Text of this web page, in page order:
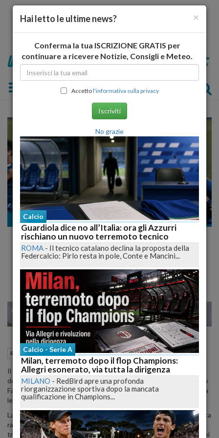
Toggle navigation
Rugby
Rugby Internazionale tra Italia e Inghilterra
in Occasione del 15° Anniversario del
Terremoto
MILANO 22 23
Rugby L'Aquila (AQ) 14 Ottobre 2023 14:41
Il prossimo 6 aprile del 2024 segnerà il quindicesimo anniversario
del terremoto del 2009, e in questa occasione, lo stadio 'Tommaso
Fattori' all'Aquila sarà il palcoscenico di un match internazionale tra
le rappresentative Under 19 di Italia e Inghilterra.
La decisione di ospitare questo importante evento sportivo è stata
ratificata dal Consiglio della Federazione Italiana Rugby. La partita
tra i giovani azzurri e i pari età britannici è inserita nel calendario dei
×
Hai letto le ultime news?
Conferma la tua ISCRIZIONE GRATIS per
continuare a ricevere Notizie, Consigli e Meteo.
Accettol'informativa sulla privacy
Iscriviti
No grazie
Calcio
Guardiola dice no all’Italia: ora gli Azzurri
rischiano un nuovo terremoto tecnico
ROMA - Il tecnico catalano declina la proposta della
Federcalcio: Pirlo resta in pole, Conte e Mancini...
Calcio - Serie A
Milan, terremoto dopo il flop Champions:
Allegri esonerato, via tutta la dirigenza
MILANO - RedBird apre una profonda
riorganizzazione sportiva dopo la mancata
qualificazione in Champions...